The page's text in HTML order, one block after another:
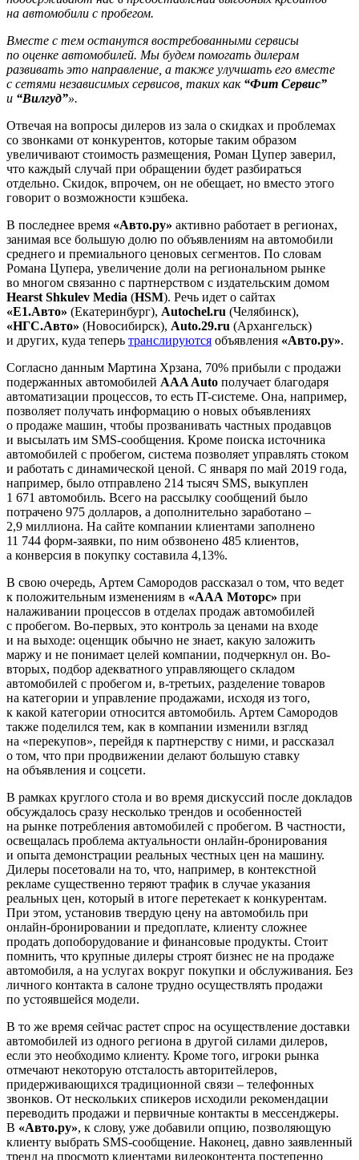
на автомобили с пробегом.
Вместе с тем останутся востребованными сервисы
по оценке автомобилей. Мы будем помогать дилерам
развивать это направление, а также улучшать его вместе
с сетями независимых сервисов, таких как “Фит Сервис”
и “Вилгуд”».
Отвечая на вопросы дилеров из зала о скидках и проблемах
со звонками от конкурентов, которые таким образом
увеличивают стоимость размещения, Роман Цупер заверил,
что каждый случай при обращении будет разбираться
отдельно. Скидок, впрочем, он не обещает, но вместо этого
говорит о возможности кэшбека.
В последнее время «Авто.ру» активно работает в регионах,
занимая все большую долю по объявлениям на автомобили
среднего и премиального ценовых сегментов. По словам
Романа Цупера, увеличение доли на региональном рынке
во многом связанно с партнерством с издательским домом
Hearst Shkulev Media (HSM). Речь идет о сайтах
«E1.Авто» (Екатеринбург), Autochel.ru (Челябинск),
«НГС.Авто» (Новосибирск), Аuto.29.ru (Архангельск)
и других, куда теперь транслируются объявления «Авто.ру».
Согласно данным Мартина Хрзана, 70% прибыли с продажи
подержанных автомобилей AAA Auto получает благодаря
автоматизации процессов, то есть IT-системе. Она, например,
позволяет получать информацию о новых объявлениях
о продаже машин, чтобы прозванивать частных продавцов
и высылать им SMS-сообщения. Кроме поиска источника
автомобилей с пробегом, система позволяет управлять стоком
и работать с динамической ценой. С января по май 2019 года,
например, было отправлено 214 тысяч SMS, выкуплен
1 671 автомобиль. Всего на рассылку сообщений было
потрачено 975 долларов, а дополнительно заработано –
2,9 миллиона. На сайте компании клиентами заполнено
11 744 форм-заявки, по ним обзвонено 485 клиентов,
а конверсия в покупку составила 4,13%.
В свою очередь, Артем Самородов рассказал о том, что ведет
к положительным изменениям в «ААА Моторс» при
налаживании процессов в отделах продаж автомобилей
с пробегом. Во-первых, это контроль за ценами на входе
и на выходе: оценщик обычно не знает, какую заложить
маржу и не понимает целей компании, подчеркнул он. Во-
вторых, подбор адекватного управляющего складом
автомобилей с пробегом и, в-третьих, разделение товаров
на категории и управление продажами, исходя из того,
к какой категории относится автомобиль. Артем Самородов
также поделился тем, как в компании изменили взгляд
на «перекупов», перейдя к партнерству с ними, и рассказал
о том, что при продвижении делают большую ставку
на объявления и соцсети.
В рамках круглого стола и во время дискуссий после докладов
обсуждалось сразу несколько трендов и особенностей
на рынке потребления автомобилей с пробегом. В частности,
освещалась проблема актуальности онлайн-бронирования
и опыта демонстрации реальных честных цен на машину.
Дилеры посетовали на то, что, например, в контекстной
рекламе существенно теряют трафик в случае указания
реальных цен, который в итоге перетекает к конкурентам.
При этом, установив твердую цену на автомобиль при
онлайн-бронировании и предоплате, клиенту сложнее
продать допоборудование и финансовые продукты. Стоит
помнить, что крупные дилеры строят бизнес не на продаже
автомобиля, а на услугах вокруг покупки и обслуживания. Без
личного контакта в салоне трудно осуществлять продажи
по устоявшейся модели.
В то же время сейчас растет спрос на осуществление доставки
автомобилей из одного региона в другой силами дилеров,
если это необходимо клиенту. Кроме того, игроки рынка
отмечают некоторую отсталость авторитейлеров,
придерживающихся традиционной связи – телефонных
звонков. От нескольких спикеров исходили рекомендации
переводить продажи и первичные контакты в мессенджеры.
В «Авто.ру», к слову, уже добавили опцию, позволяющую
клиенту выбрать SMS-сообщение. Наконец, давно заявленный
тренд на просмотр клиентами видеоконтента постепенно